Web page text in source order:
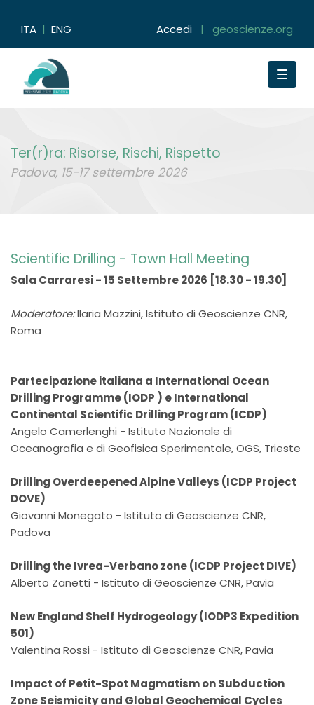
ITA | ENG Accedi | geoscienze.org
Toggle
Ter(r)ra: Risorse, Rischi, Rispetto
Padova, 15-17 settembre 2026
Scientific Drilling - Town Hall Meeting
Sala Carraresi - 15 Settembre 2026 [18.30 - 19.30]
Moderatore:Ilaria Mazzini, Istituto di Geoscienze CNR,
Roma
Partecipazione italiana a International Ocean
Drilling Programme (IODP ) e International
Continental Scientific Drilling Program (ICDP)
Angelo Camerlenghi - Istituto Nazionale di
Oceanografia e di Geofisica Sperimentale, OGS, Trieste
Drilling Overdeepened Alpine Valleys (ICDP Project
DOVE)
Giovanni Monegato - Istituto di Geoscienze CNR,
Padova
Drilling the Ivrea-Verbano zone (ICDP Project DIVE)
Alberto Zanetti - Istituto di Geoscienze CNR, Pavia
New England Shelf Hydrogeology (IODP3 Expedition
501)
Valentina Rossi - Istituto di Geoscienze CNR, Pavia
Impact of Petit-Spot Magmatism on Subduction
Zone Seismicity and Global Geochemical Cycles